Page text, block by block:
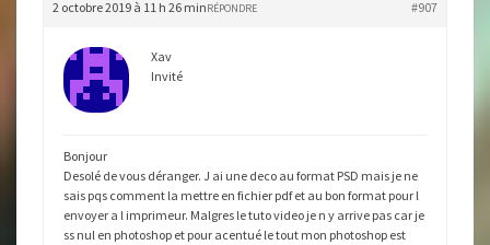
2 octobre 2019 à 11 h 26 min #907
RÉPONDRE
Xav
Invité
Bonjour
Desolé de vous déranger. J ai une deco au format PSD mais je ne
sais pqs comment la mettre en fichier pdf et au bon format pour l
envoyer a l imprimeur. Malgres le tuto video je n y arrive pas car je
ss nul en photoshop et pour acentué le tout mon photoshop est